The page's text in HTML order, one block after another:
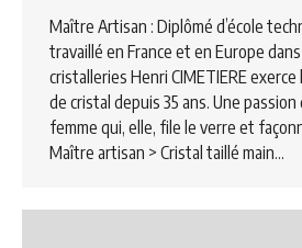
Maître Artisan : Diplômé d’école
travaillé en France et en Europe
cristalleries Henri CIMETIERE
de cristal depuis 35 ans. Une passion
femme qui, elle, file le verre et
Maître artisan > Cristal taillé main…